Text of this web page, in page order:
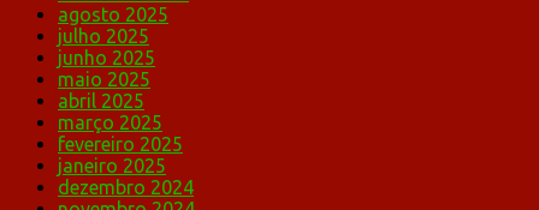
agosto 2025
julho 2025
junho 2025
maio 2025
abril 2025
março 2025
fevereiro 2025
janeiro 2025
dezembro 2024